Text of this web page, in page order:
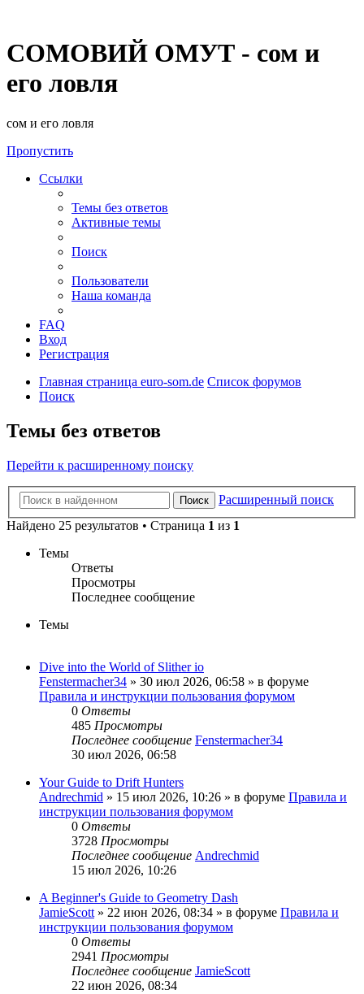
СОМОВИЙ ОМУТ - сом и
его ловля
сом и его ловля
Пропустить
Ссылки
Темы без ответов
Активные темы
Поиск
Пользователи
Наша команда
FAQ
Вход
Регистрация
Главная страница euro-som.de Список форумов
Поиск
Темы без ответов
Перейти к расширенному поиску
Поиск
Расширенный поиск
Найдено 25 результатов • Страница 1 из 1
Темы
Ответы
Просмотры
Последнее сообщение
Темы
Dive into the World of Slither io
Fenstermacher34 » 30 июл 2026, 06:58 » в форуме
Правила и инструкции пользования форумом
0 Ответы
485 Просмотры
Последнее сообщение Fenstermacher34
30 июл 2026, 06:58
Your Guide to Drift Hunters
Andrechmid » 15 июл 2026, 10:26 » в форуме Правила и
инструкции пользования форумом
0 Ответы
3728 Просмотры
Последнее сообщение Andrechmid
15 июл 2026, 10:26
A Beginner's Guide to Geometry Dash
JamieScott » 22 июн 2026, 08:34 » в форуме Правила и
инструкции пользования форумом
0 Ответы
2941 Просмотры
Последнее сообщение JamieScott
22 июн 2026, 08:34